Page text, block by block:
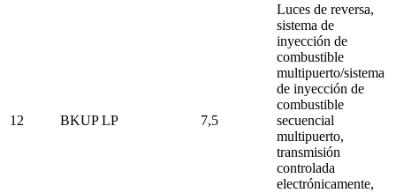
12 BKUP LP 7,5
Luces de reversa,
sistema de
inyección de
combustible
multipuerto/sistema
de inyección de
combustible
secuencial
multipuerto,
transmisión
controlada
electrónicamente,